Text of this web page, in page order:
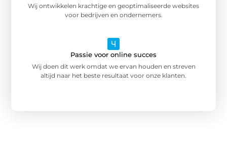
Wij ontwikkelen krachtige en geoptimaliseerde websites
voor bedrijven en ondernemers.
Passie voor online succes
Wij doen dit werk omdat we ervan houden en streven
altijd naar het beste resultaat voor onze klanten.